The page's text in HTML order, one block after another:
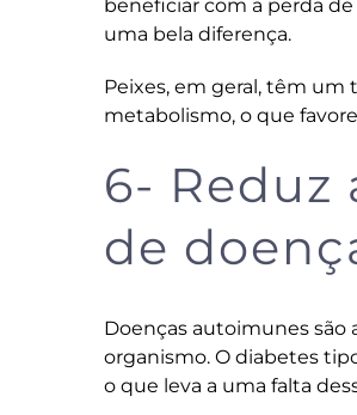
beneficiar com a perda
uma bela diferença.
Peixes, em geral, têm um
metabolismo, o que
6-
de
Doenças autoimunes são
organismo. O diabetes
o que leva a uma falta